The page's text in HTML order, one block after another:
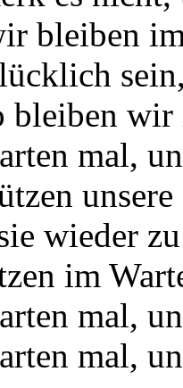
bleiben
bleiben wir
mal,
wieder
im
mal,
mal,